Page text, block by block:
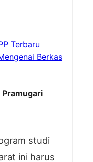
Terbaru
Berkas
Pramugari
studi
ini harus